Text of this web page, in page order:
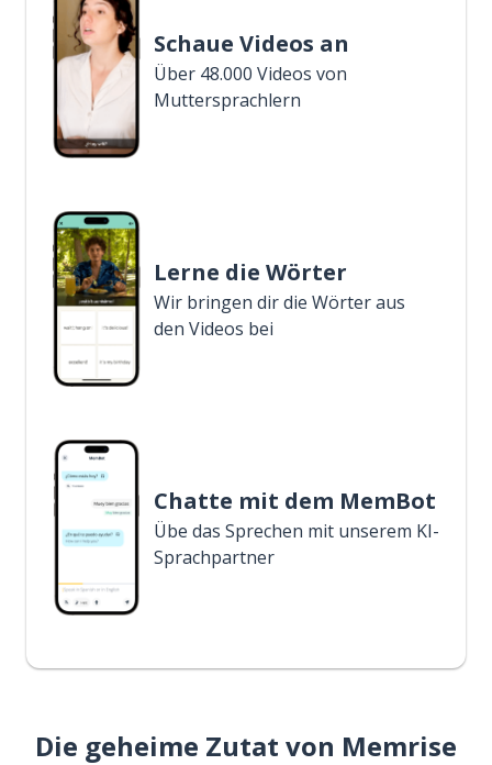
Schaue Videos an
Über 48.000 Videos von
Muttersprachlern
Lerne die Wörter
Wir bringen dir die Wörter aus
den Videos bei
Chatte mit dem MemBot
Übe das Sprechen mit unserem KI-
Sprachpartner
Die geheime Zutat von Memrise